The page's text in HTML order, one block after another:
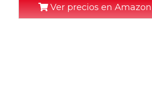
Ver precios en Amazon